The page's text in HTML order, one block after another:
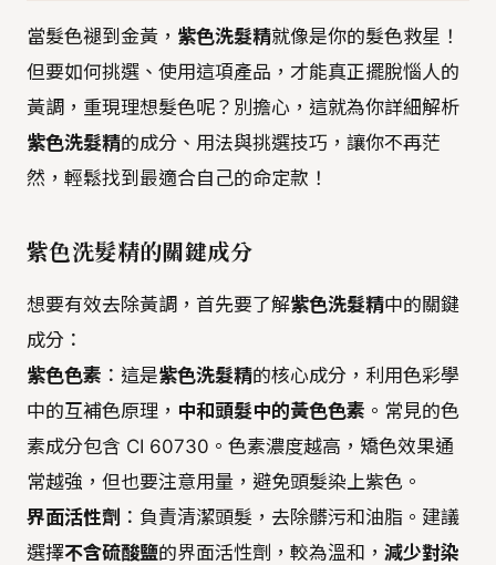
當髮色褪到金黃， 紫色洗髮精就像是你的髮色救星！
但要如何挑選、使用這項產品，才能真正擺脫惱人的
黃調，重現理想髮色呢？別擔心，這就為你詳細解析
紫色洗髮精的成分、用法與挑選技巧，讓你不再茫
然，輕鬆找到最適合自己的命定款！
紫色洗髮精的關鍵成分
想要有效去除黃調，首先要了解紫色洗髮精中的關鍵
成分：
紫色色素 ：這是紫色洗髮精的核心成分，利用色彩學
中的互補色原理， 中和頭髮中的黃色色素 。常見的色
素成分包含 CI 60730。色素濃度越高，矯色效果通
常越強，但也要注意用量，避免頭髮染上紫色。
界面活性劑 ：負責清潔頭髮，去除髒污和油脂。建議
選擇不含硫酸鹽的界面活性劑，較為溫和， 減少對染